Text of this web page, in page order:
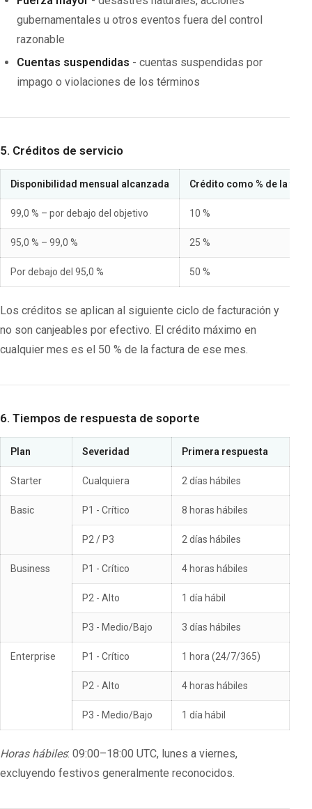
gubernamentales u otros eventos fuera del control
razonable
Cuentas suspendidas - cuentas suspendidas por
impago o violaciones de los términos
5. Créditos de servicio
Disponibilidad mensual alcanzada Crédito como % de la
99,0 % – por debajo del objetivo 10 %
95,0 % – 99,0 % 25 %
Por debajo del 95,0 % 50 %
Los créditos se aplican al siguiente ciclo de facturación y
no son canjeables por efectivo. El crédito máximo en
cualquier mes es el 50 % de la factura de ese mes.
6. Tiempos de respuesta de soporte
Plan Severidad Primera respuesta
Starter Cualquiera 2 días hábiles
Basic P1 - Crítico 8 horas hábiles
P2 / P3 2 días hábiles
Business P1 - Crítico 4 horas hábiles
P2 - Alto 1 día hábil
P3 - Medio/Bajo 3 días hábiles
Enterprise P1 - Crítico 1 hora (24/7/365)
P2 - Alto 4 horas hábiles
P3 - Medio/Bajo 1 día hábil
Horas hábiles: 09:00–18:00 UTC, lunes a viernes,
excluyendo festivos generalmente reconocidos.